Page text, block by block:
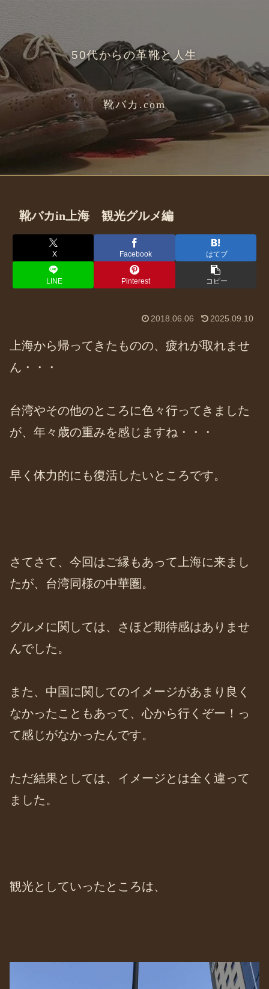
50代からの革靴と人生
靴バカ.com
靴バカin上海 観光グルメ編
X Facebook はてブ
LINE Pinterest コピー
2018.06.06 2025.09.10
上海から帰ってきたものの、疲れが取れませ
ん・・・
台湾やその他のところに色々行ってきました
が、年々歳の重みを感じますね・・・
早く体力的にも復活したいところです。
さてさて、今回はご縁もあって上海に来まし
たが、台湾同様の中華圏。
グルメに関しては、さほど期待感はありませ
んでした。
また、中国に関してのイメージがあまり良く
なかったこともあって、心から行くぞー！っ
て感じがなかったんです。
ただ結果としては、イメージとは全く違って
ました。
観光としていったところは、